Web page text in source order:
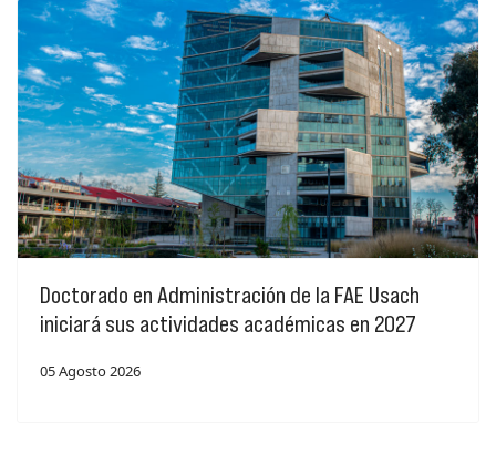
Doctorado en Administración de la FAE Usach
iniciará sus actividades académicas en 2027
05 Agosto 2026